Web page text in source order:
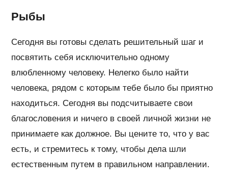
Рыбы
Сегодня вы готовы сделать решительный шаг и
посвятить себя исключительно одному
влюбленному человеку. Нелегко было найти
человека, рядом с которым тебе было бы приятно
находиться. Сегодня вы подсчитываете свои
благословения и ничего в своей личной жизни не
принимаете как должное. Вы цените то, что у вас
есть, и стремитесь к тому, чтобы дела шли
естественным путем в правильном направлении.